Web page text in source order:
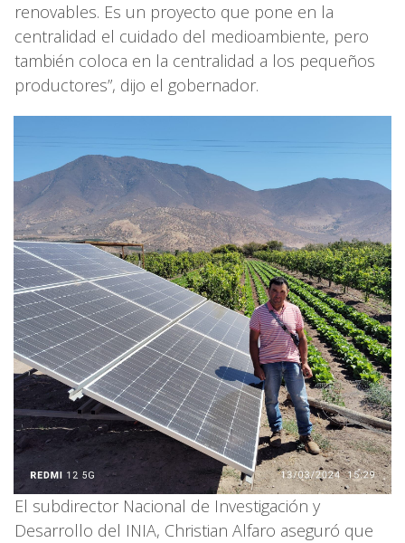
renovables. Es un proyecto que pone en la
centralidad el cuidado del medioambiente, pero
también coloca en la centralidad a los pequeños
productores”, dijo el gobernador.
El subdirector Nacional de Investigación y
Desarrollo del INIA, Christian Alfaro aseguró que